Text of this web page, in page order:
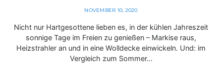
NOVEMBER 10, 2020
Nicht nur Hartgesottene lieben es, in der kühlen Jahreszeit
sonnige Tage im Freien zu genießen – Markise raus,
Heizstrahler an und in eine Wolldecke einwickeln. Und: im
Vergleich zum Sommer…